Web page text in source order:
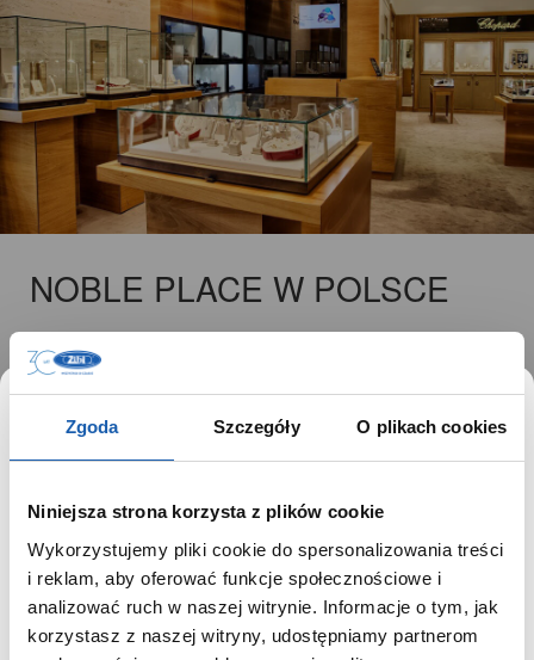
Zgoda Szczegóły O plikach cookies
Niniejsza strona korzysta z plików cookie
Wykorzystujemy pliki cookie do spersonalizowania treści
i reklam, aby oferować funkcje społecznościowe i
analizować ruch w naszej witrynie. Informacje o tym, jak
korzystasz z naszej witryny, udostępniamy partnerom
NOBLE PLACE W POLSCE
zainteresowania markami luksusowymi w Polsce.
Dlatego też już od ponad 15 lat multibrandowa sieć
Noble Place cieszy się coraz większą
popularnością.
SZANOWNY UŻYTKOWNIKU,
SZANOWNA UŻYTKOWNICZKO
Używamy plików cookie w celach analitycznych,